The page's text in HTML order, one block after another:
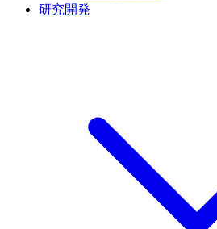
研究開発